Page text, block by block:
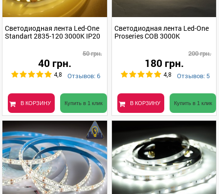
Светодиодная лента Led-One
Standart 2835-120 3000K IP20
50 грн.
40 грн.
4,8 Отзывов: 6
В КОРЗИНУ Купить в 1 клик
Светодиодная лента Led-One
Proseries COB 3000K
200 грн.
180 грн.
4,8 Отзывов: 5
В КОРЗИНУ Купить в 1 клик